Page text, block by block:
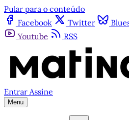
Pular para o conteúdo
Facebook
Twitter
Youtube
RSS
Entrar Assine
Menu